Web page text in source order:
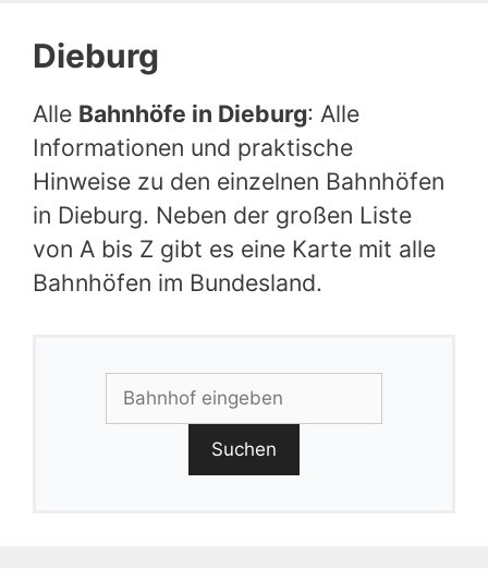
Dieburg
Alle Bahnhöfe in Dieburg: Alle
Informationen und praktische
Hinweise zu den einzelnen Bahnhöfen
in Dieburg. Neben der großen Liste
von A bis Z gibt es eine Karte mit alle
Bahnhöfen im Bundesland.
Suchen